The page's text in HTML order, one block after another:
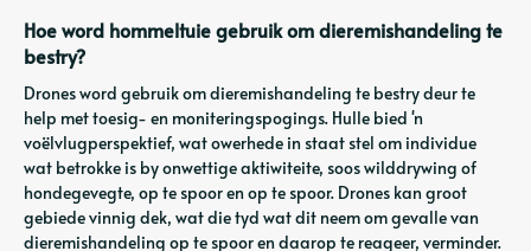
Hoe word hommeltuie gebruik om dieremishandeling te
bestry?
Drones word gebruik om dieremishandeling te bestry deur te
help met toesig- en moniteringspogings. Hulle bied 'n
voëlvlugperspektief, wat owerhede in staat stel om individue
wat betrokke is by onwettige aktiwiteite, soos wilddrywing of
hondegevegte, op te spoor en op te spoor. Drones kan groot
gebiede vinnig dek, wat die tyd wat dit neem om gevalle van
dieremishandeling op te spoor en daarop te reageer, verminder.